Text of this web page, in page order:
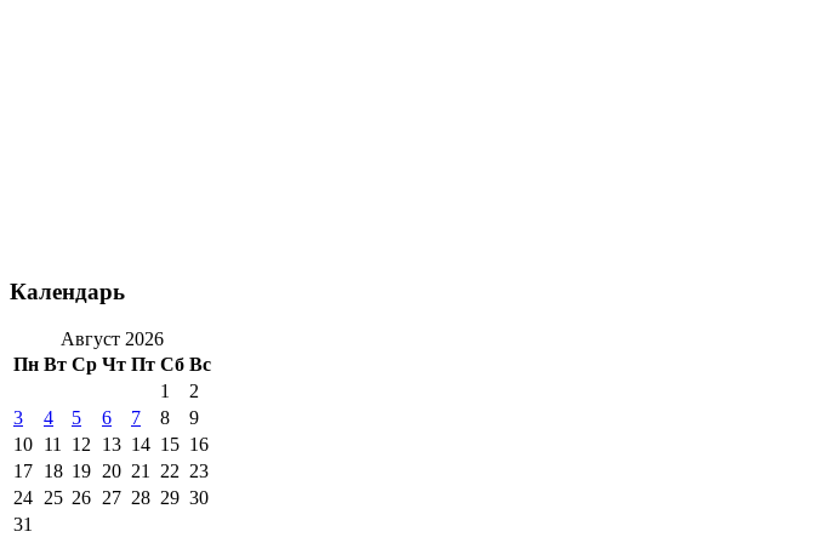
Календарь
Август 2026
Пн Вт Ср Чт Пт Сб Вс
1
2
3
4 5 6 7 8
9
10 11 12 13 14 15 16
17 18 19 20 21 22 23
24 25 26 27 28 29 30
31